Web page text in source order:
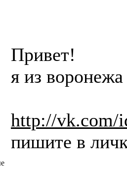
Привет!
я из
http://vk.com/
пишите в